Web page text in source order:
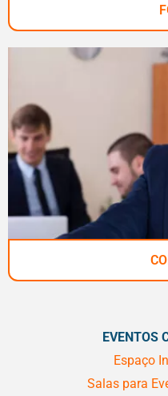
EVENTOS
Espaço
Salas para